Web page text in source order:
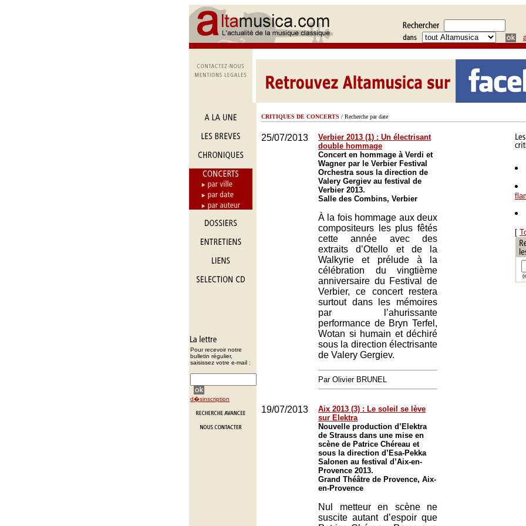
Pour recevoir notre
bulletin régulier,
saisissez votre e-mail :
d�sinscription
CRITIQUES DE CONCERTS / Recherche par date
25/07/2013
Verbier 2013 (1) : Un électrisant
double hommage
Concert en hommage à Verdi et
Wagner par le Verbier Festival
Orchestra sous la direction de
Valery Gergiev au festival de
Verbier 2013.
Salle des Combins, Verbier
À la fois hommage aux deux
compositeurs les plus fêtés
cette année avec des
extraits d’Otello et de la
Walkyrie et prélude à la
célébration du vingtième
anniversaire du Festival de
Verbier, ce concert restera
surtout dans les mémoires
par l’ahurissante
performance de Bryn Terfel,
Wotan si humain et déchiré
sous la direction électrisante
de Valery Gergiev.
Par Olivier BRUNEL
19/07/2013
Aix 2013 (3) : Le soleil se lève
sur Elektra
Nouvelle production d’Elektra
de Strauss dans une mise en
scène de Patrice Chéreau et
sous la direction d’Esa-Pekka
Salonen au festival d’Aix-en-
Provence 2013.
Grand Théâtre de Provence, Aix-
en-Provence
Nul metteur en scène ne
suscite autant d’espoir que
[